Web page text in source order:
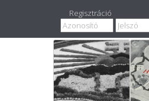
Regisztráció